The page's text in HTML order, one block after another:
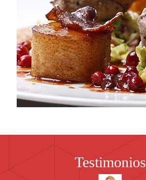
Testimonios